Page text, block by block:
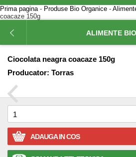
Prima pagina- Produse Bio Organice -
coacaze 150g
ALIMENTE BIO
Ciocolata neagra coacaze 150g
Producator: Torras
ADAUGA IN COS